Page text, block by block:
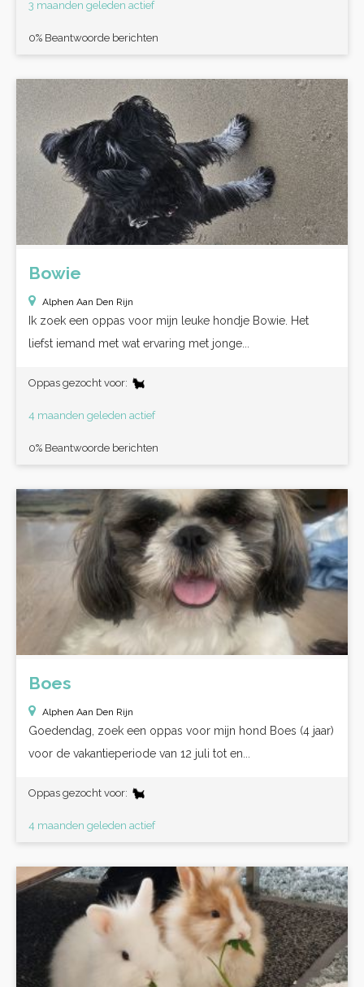
3 maanden geleden actief
0% Beantwoorde berichten
Bowie
Alphen Aan Den Rijn
Ik zoek een oppas voor mijn leuke hondje Bowie. Het
liefst iemand met wat ervaring met jonge...
Oppas gezocht voor:
4 maanden geleden actief
0% Beantwoorde berichten
Boes
Alphen Aan Den Rijn
Goedendag, zoek een oppas voor mijn hond Boes (4 jaar)
voor de vakantieperiode van 12 juli tot en...
Oppas gezocht voor:
4 maanden geleden actief